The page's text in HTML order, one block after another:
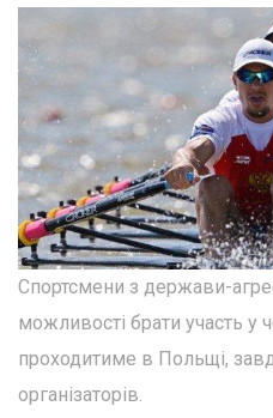
Спортсмени з держави-
можливості брати участь у
проходитиме в Польщі,
організаторів.